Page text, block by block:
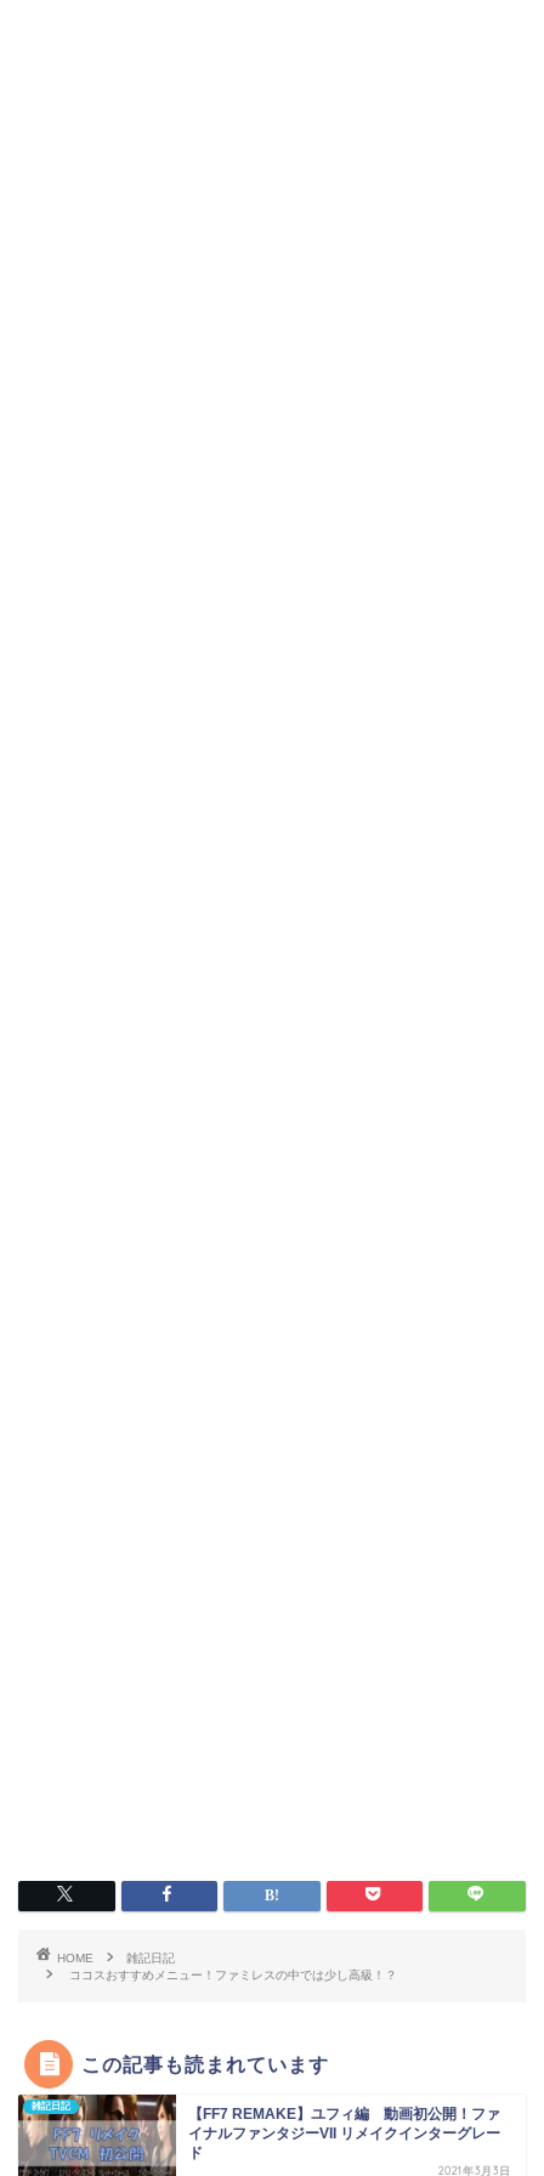
HOME
雑記日記
ココスおすすめメニュー！ファミレスの中では少し高級！？
この記事も読まれています
雑記日記
【FF7 REMAKE】ユフィ編 動画初公開！ファ
イナルファンタジーVII リメイクインターグレー
ド
2021年3月3日